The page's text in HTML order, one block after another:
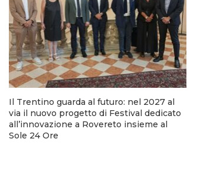
Il Trentino guarda al futuro: nel 2027 al
via il nuovo progetto di Festival dedicato
all’innovazione a Rovereto insieme al
Sole 24 Ore